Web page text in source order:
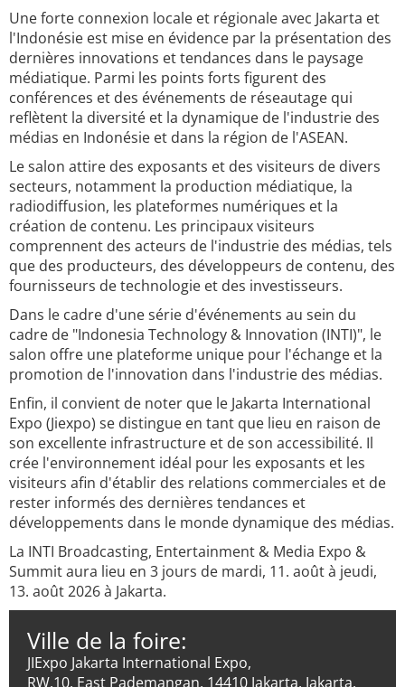
Une forte connexion locale et régionale avec Jakarta et
l'Indonésie est mise en évidence par la présentation des
dernières innovations et tendances dans le paysage
médiatique. Parmi les points forts figurent des
conférences et des événements de réseautage qui
reflètent la diversité et la dynamique de l'industrie des
médias en Indonésie et dans la région de l'ASEAN.
Le salon attire des exposants et des visiteurs de divers
secteurs, notamment la production médiatique, la
radiodiffusion, les plateformes numériques et la
création de contenu. Les principaux visiteurs
comprennent des acteurs de l'industrie des médias, tels
que des producteurs, des développeurs de contenu, des
fournisseurs de technologie et des investisseurs.
Dans le cadre d'une série d'événements au sein du
cadre de "Indonesia Technology & Innovation (INTI)", le
salon offre une plateforme unique pour l'échange et la
promotion de l'innovation dans l'industrie des médias.
Enfin, il convient de noter que le Jakarta International
Expo (Jiexpo) se distingue en tant que lieu en raison de
son excellente infrastructure et de son accessibilité. Il
crée l'environnement idéal pour les exposants et les
visiteurs afin d'établir des relations commerciales et de
rester informés des dernières tendances et
développements dans le monde dynamique des médias.
La INTI Broadcasting, Entertainment & Media Expo &
Summit aura lieu en 3 jours de mardi, 11. août à jeudi,
13. août 2026 à Jakarta.
Ville de la foire:
JIExpo Jakarta International Expo,
RW.10, East Pademangan, 14410 Jakarta, Jakarta,